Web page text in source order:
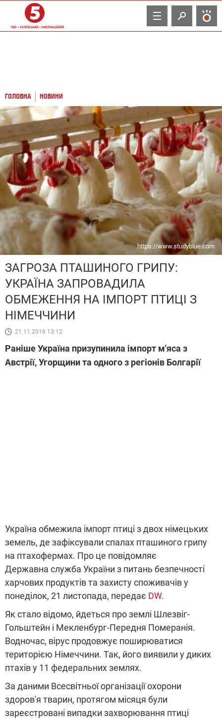
TV
ГОЛОВНА НОВИНИ
https://www.studyblue.com
ЗАГРОЗА ПТАШИНОГО ГРИПУ:
УКРАЇНА ЗАПРОВАДИЛА
ОБМЕЖЕННЯ НА ІМПОРТ ПТИЦІ З
НІМЕЧЧИНИ
21.11.2016 13:12
Раніше Україна призупинила імпорт м'яса з
Австрії, Угорщини та одного з регіонів Болгарії
Україна обмежила імпорт птиці з двох німецьких
земель, де зафіксували спалах пташиного грипу
на птахофермах. Про це повідомляє
Державна служба України з питань безпечності
харчових продуктів та захисту споживачів у
понеділок, 21 листопада, передає DW.
Як стало відомо, йдеться про землі Шлезвіг-
Гольштейн і Мекленбург-Передня Померанія.
Водночас, вірус продовжує поширюватися
територією Німеччини. Так, його виявили у диких
птахів у 11 федеральних землях.
За даними Всесвітньої організації охорони
здоров'я тварин, протягом місяця були
зареєстровані випадки захворювання птиці